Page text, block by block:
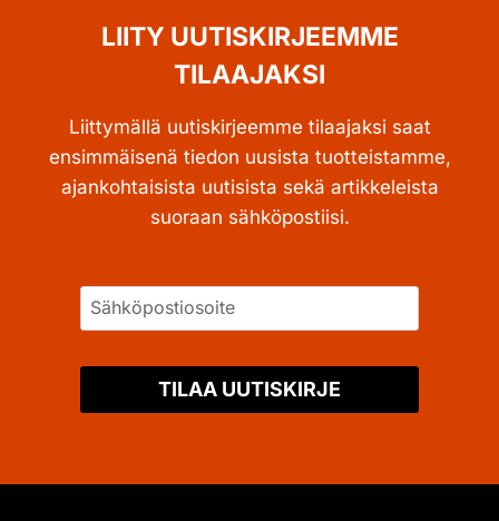
LIITY UUTISKIRJEEMME
TILAAJAKSI
Liittymällä uutiskirjeemme tilaajaksi saat
ensimmäisenä tiedon uusista tuotteistamme,
ajankohtaisista uutisista sekä artikkeleista
suoraan sähköpostiisi.
TILAA UUTISKIRJE